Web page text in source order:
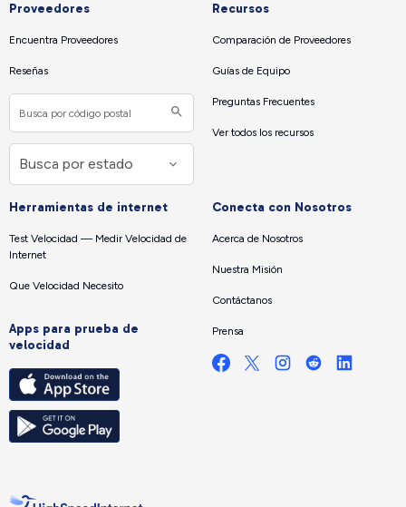
Proveedores
Encuentra Proveedores
Reseñas
Recursos
Comparación de Proveedores
Guías de Equipo
Preguntas Frecuentes
Ver todos los recursos
Herramientas de internet
Test Velocidad — Medir Velocidad de
Internet
Que Velocidad Necesito
Apps para prueba de
velocidad
Conecta con Nosotros
Acerca de Nosotros
Nuestra Misión
Contáctanos
Prensa